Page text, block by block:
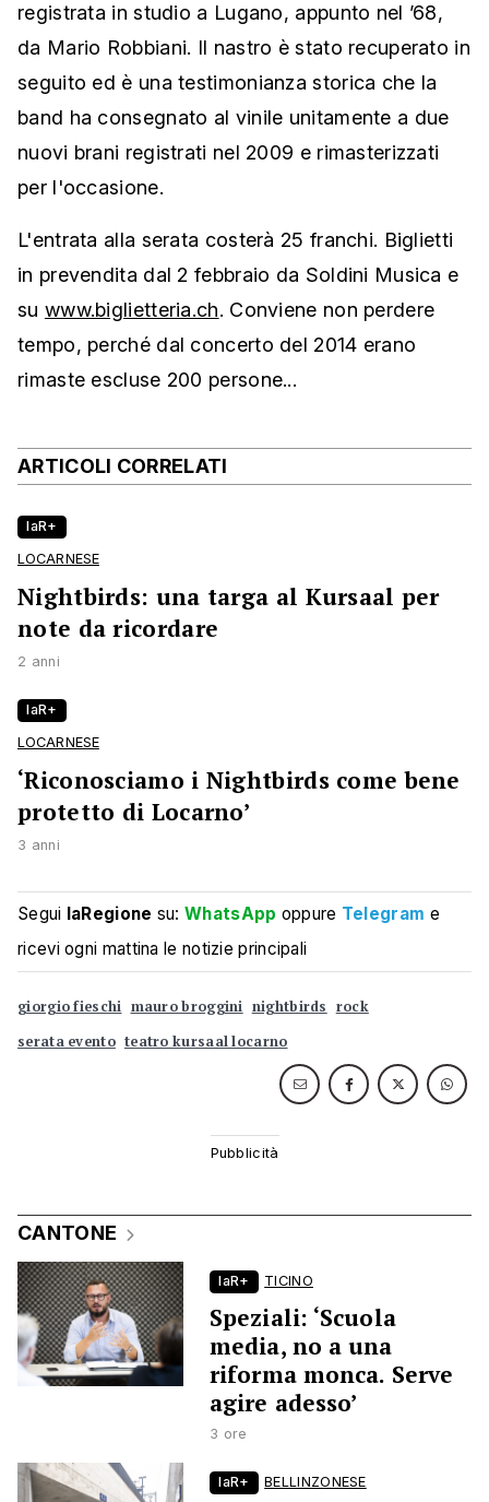
registrata in studio a Lugano, appunto nel ’68,
da Mario Robbiani. Il nastro è stato recuperato in
seguito ed è una testimonianza storica che la
band ha consegnato al vinile unitamente a due
nuovi brani registrati nel 2009 e rimasterizzati
per l'occasione.
L'entrata alla serata costerà 25 franchi. Biglietti
in prevendita dal 2 febbraio da Soldini Musica e
su www.biglietteria.ch. Conviene non perdere
tempo, perché dal concerto del 2014 erano
rimaste escluse 200 persone...
ARTICOLI CORRELATI
laR+
LOCARNESE
Nightbirds: una targa al Kursaal per
note da ricordare
2 anni
laR+
LOCARNESE
‘Riconosciamo i Nightbirds come bene
protetto di Locarno’
3 anni
Segui laRegione su:WhatsApp oppure Telegram e
ricevi ogni mattina le notizie principali
giorgio fieschi mauro broggini nightbirds rock
serata evento teatro kursaal locarno
CANTONE
laR+ TICINO
Speziali: ‘Scuola
media, no a una
riforma monca. Serve
agire adesso’
3 ore
laR+ BELLINZONESE